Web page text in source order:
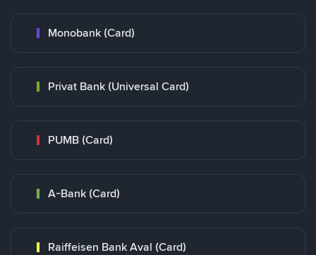
Monobank (Card)
Privat Bank (Universal Card)
PUMB (Card)
A-Bank (Card)
Raiffeisen Bank Aval (Card)